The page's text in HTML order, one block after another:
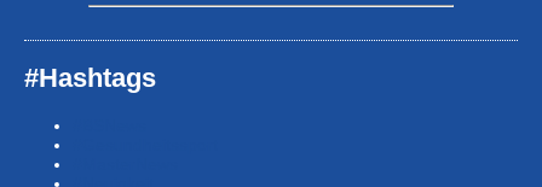
#Hashtags